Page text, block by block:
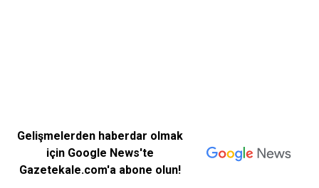
Gelişmelerden haberdar olmak
için Google News'te
Gazetekale.com'a abone olun!